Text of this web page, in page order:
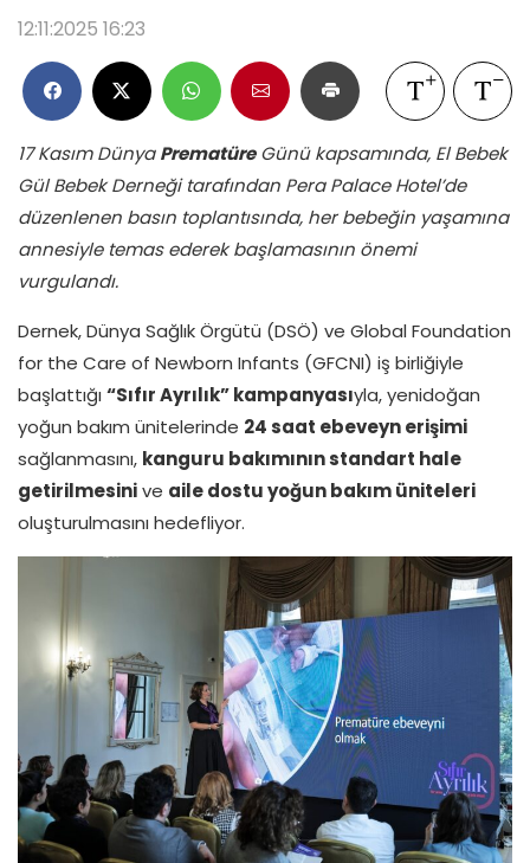
12:11:2025 16:23
17 Kasım DünyaPrematüreGünü kapsamında, El Bebek
Gül Bebek Derneği tarafından Pera Palace Hotel’de
düzenlenen basın toplantısında, her bebeğin yaşamına
annesiyle temas ederek başlamasının önemi
vurgulandı.
Dernek, Dünya Sağlık Örgütü (DSÖ) ve Global Foundation
for the Care of Newborn Infants (GFCNI) iş birliğiyle
başlattığı “Sıfır Ayrılık” kampanyasıyla, yenidoğan
yoğun bakım ünitelerinde 24 saat ebeveyn erişimi
sağlanmasını, kanguru bakımının standart hale
getirilmesinive aile dostu yoğun bakım üniteleri
oluşturulmasını hedefliyor.